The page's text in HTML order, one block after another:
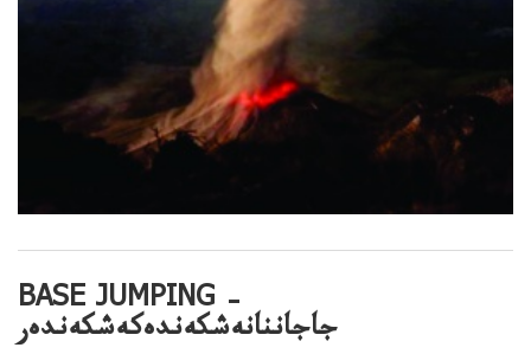
BASE JUMPING –
جاجاننانەشكەندەكەشكەندەر